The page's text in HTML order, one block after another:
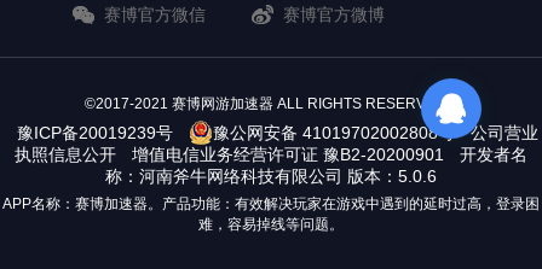
赛博官方微信 赛博官方微博
©2017-2021 赛博网游加速器 ALL RIGHTS RESERVERD
豫ICP备20019239号 豫公网安备 41019702002808号
公司营业
执照信息公开
增值电信业务经营许可证 豫B2-20200901
开发者名
称：河南斧牛网络科技有限公司 版本：5.0.6
APP名称：赛博加速器。产品功能：有效解决玩家在游戏中遇到的延时过高，登录困
难，容易掉线等问题。